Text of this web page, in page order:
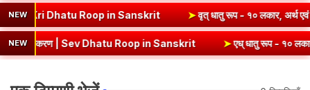
NEW
लकार, अर्थ एवं व्याकरण | Kri Dhatu Roop in Sanskrit ➤वृत् धातु रूप -
NEW
| Sev Dhatu Roop in Sanskrit ➤एध् धातु रूप - १० लकार, अर्थ एवं